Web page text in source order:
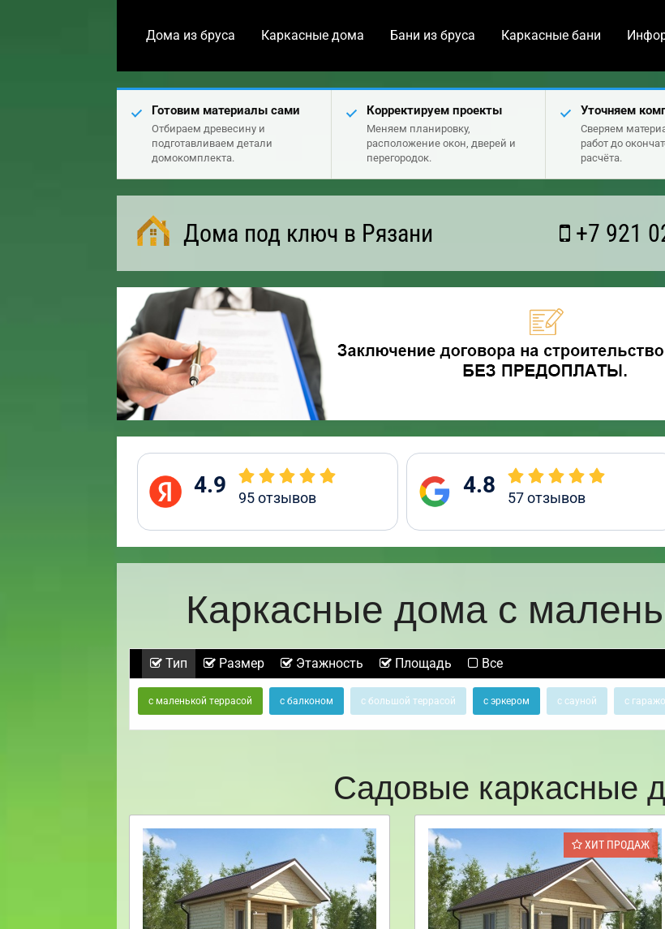
Дома из бруса Каркасные дома Бани из бруса Каркасные бани
Готовим материалы сами
Отбираем древесину и
подготавливаем детали
домокомплекта.
Корректируем проекты
Меняем планировку,
расположение окон, дверей и
перегородок.
Уточняем
Сверяем
работ до
расчёта.
Дома под ключ в Рязани +7 921
4.9 95отзывов 4.8 57отзывов
Каркасные дома с
Тип Размер Этажность Площадь Все
с маленькой террасой с балконом с большой террасой с эркером с сауной с
Садовые каркасные
ХИТ ПРОДАЖ